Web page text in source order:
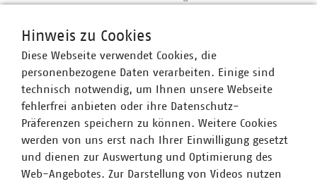
Senden Sie gerne den ausgefüllten
uns, eine Teilnahme ist ab sofort möglich!
Alle Fakten auf einen Blick:
Anmeldung:Ab jetzt!
Preis:1.000€
Hinweis zu Cookies
Diese Webseite verwendet Cookies, die
personenbezogene Daten verarbeiten. Einige sind
technisch notwendig, um Ihnen unsere Webseite
fehlerfrei anbieten oder ihre Datenschutz-
Präferenzen speichern zu können. Weitere Cookies
werden von uns erst nach Ihrer Einwilligung gesetzt
und dienen zur Auswertung und Optimierung des
Web-Angebotes. Zur Darstellung von Videos nutzen